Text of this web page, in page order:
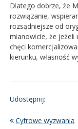
Dlatego dobrze, że
rozwiązanie,
rozsądniejsze od
mianowicie, że jeżeli
chęci
kierunku, własność
Udostępnij:
Cyfrowe wyzwania